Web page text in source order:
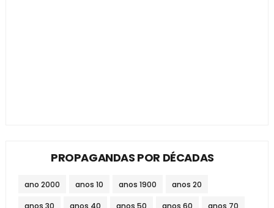
PROPAGANDAS POR DÉCADAS
ano 2000 anos 10 anos 1900 anos 20
anos 30 anos 40 anos 50 anos 60 anos 70